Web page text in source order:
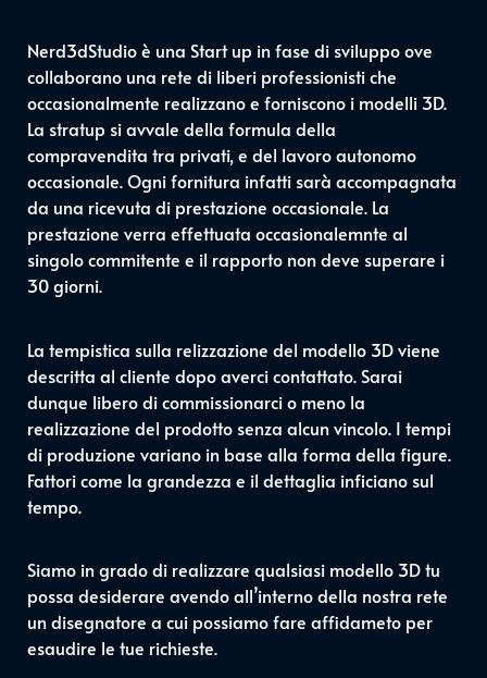
Nerd3dStudio è una Start up in fase di sviluppo ove
collaborano una rete di liberi professionisti che
occasionalmente realizzano e forniscono i modelli 3D.
La stratup si avvale della formula della
compravendita tra privati, e del lavoro autonomo
occasionale. Ogni fornitura infatti sarà accompagnata
da una ricevuta di prestazione occasionale. La
prestazione verra effettuata occasionalemnte al
singolo commitente e il rapporto non deve superare i
30 giorni.
La tempistica sulla relizzazione del modello 3D viene
descritta al cliente dopo averci contattato. Sarai
dunque libero di commissionarci o meno la
realizzazione del prodotto senza alcun vincolo. I tempi
di produzione variano in base alla forma della figure.
Fattori come la grandezza e il dettaglia inficiano sul
tempo.
Siamo in grado di realizzare qualsiasi modello 3D tu
possa desiderare avendo all’interno della nostra rete
un disegnatore a cui possiamo fare affidameto per
esaudire le tue richieste.